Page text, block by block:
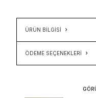
ÜRÜN BİLGİSİ
ÖDEME SEÇENEKLERI